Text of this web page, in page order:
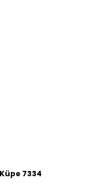
7334